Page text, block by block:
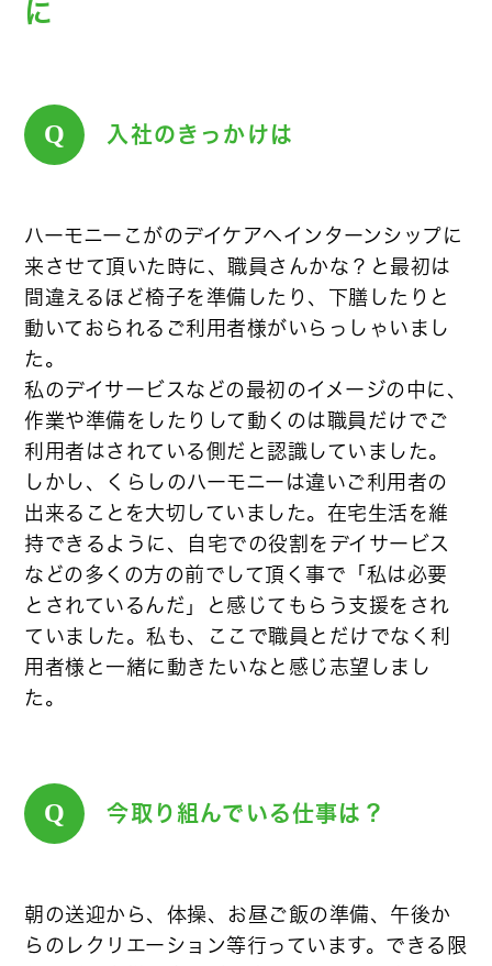
に
Q 入社のきっかけは
ハーモニーこがのデイケアへインターンシップに
来させて頂いた時に、職員さんかな？と最初は
間違えるほど椅子を準備したり、下膳したりと
動いておられるご利用者様がいらっしゃいまし
た。
私のデイサービスなどの最初のイメージの中に、
作業や準備をしたりして動くのは職員だけでご
利用者はされている側だと認識していました。
しかし、くらしのハーモニーは違いご利用者の
出来ることを大切していました。在宅生活を維
持できるように、自宅での役割をデイサービス
などの多くの方の前でして頂く事で「私は必要
とされているんだ」と感じてもらう支援をされ
ていました。私も、ここで職員とだけでなく利
用者様と一緒に動きたいなと感じ志望しまし
た。
Q 今取り組んでいる仕事は？
朝の送迎から、体操、お昼ご飯の準備、午後か
らのレクリエーション等行っています。できる限